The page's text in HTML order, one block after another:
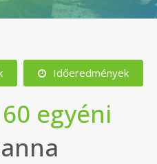
Időeredmények
egyéni